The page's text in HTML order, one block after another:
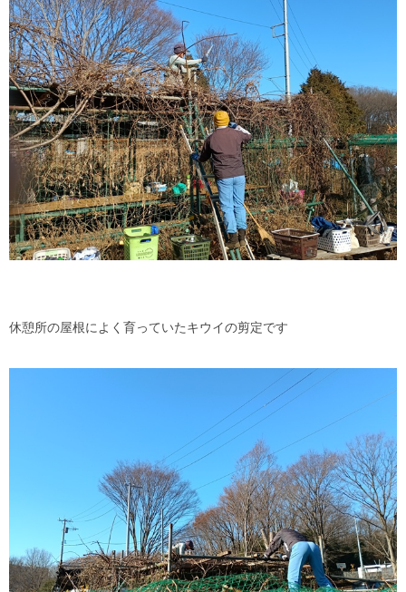
休憩所の屋根によく育っていたキウイの剪定です